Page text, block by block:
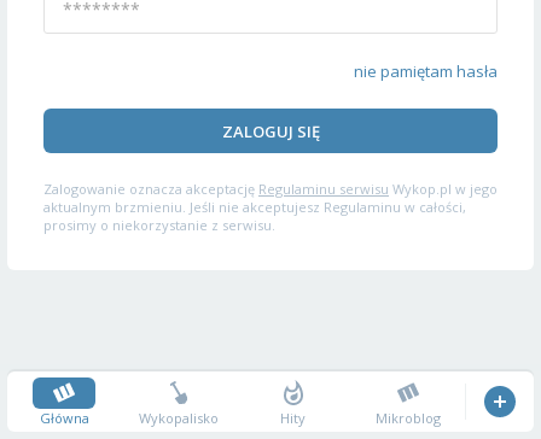
nie pamiętam hasła
ZALOGUJ SIĘ
Zalogowanie oznacza akceptację Regulaminu serwisu Wykop.pl w jego
aktualnym brzmieniu. Jeśli nie akceptujesz Regulaminu w całości,
prosimy o niekorzystanie z serwisu.
Główna Wykopalisko Hity Mikroblog